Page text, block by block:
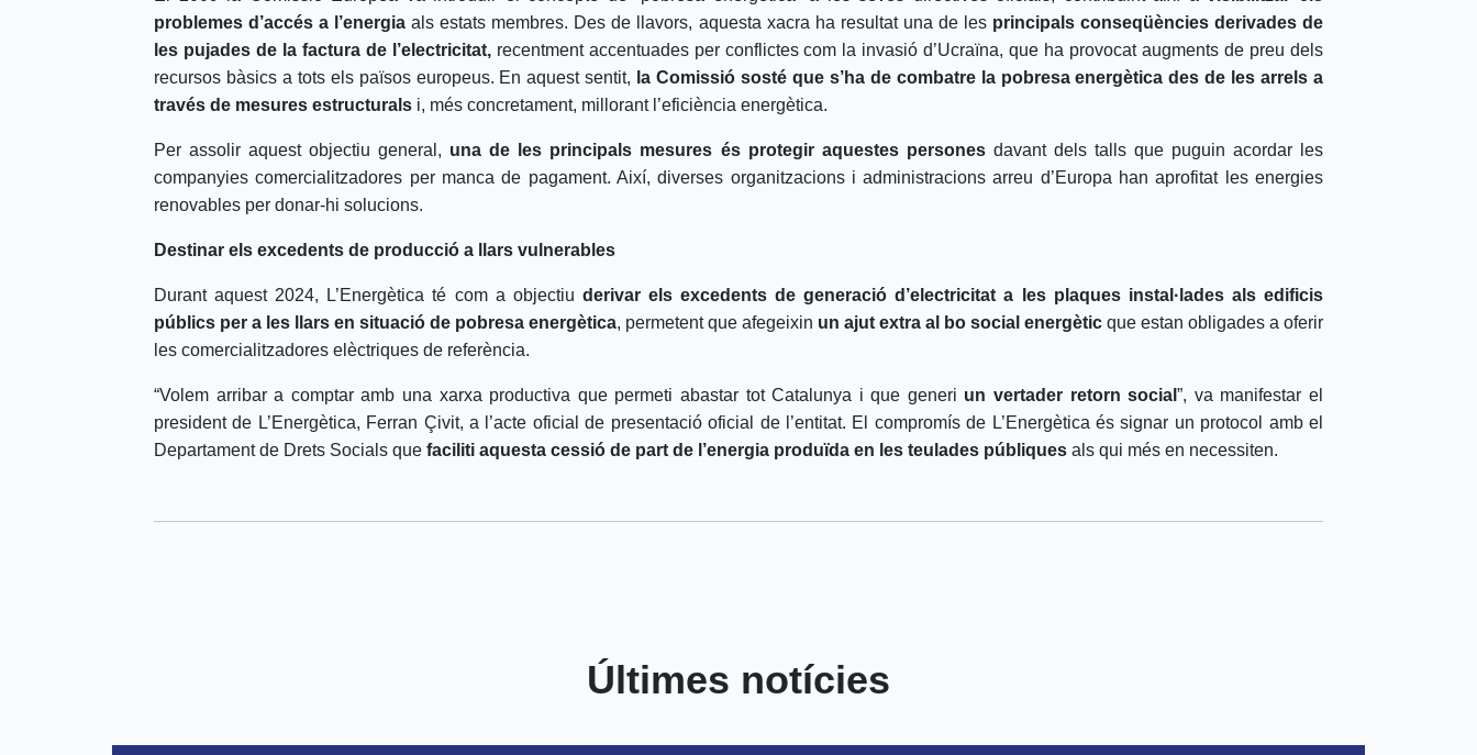
problemes d’accés a l’energia als estats membres. Des de llavors, aquesta xacra ha resultat una de les principals conseqüències derivades de
les pujades de la factura de l’electricitat,recentment accentuades per conflictes com la invasió d’Ucraïna, que ha provocat augments de preu dels
recursos bàsics a tots els països europeus. En aquest sentit, la Comissió sosté que s’ha de combatre la pobresa energètica des de les arrels a
través de mesures estructurals i, més concretament, millorant l’eficiència energètica.
Per assolir aquest objectiu general, una de les principals mesures és protegir aquestes personesdavant dels talls que puguin acordar les
companyies comercialitzadores per manca de pagament. Així, diverses organitzacions i administracions arreu d’Europa han aprofitat les energies
renovables per donar-hi solucions.
Destinar els excedents de producció a llars vulnerables
Durant aquest 2024, L’Energètica té com a objectiu derivar els excedents de generació d’electricitat a les plaques instal·lades als edificis
públics per a les llars en situació de pobresa energètica, permetent que afegeixin un ajut extra al bo social energètic que estan obligades a oferir
les comercialitzadores elèctriques de referència.
“Volem arribar a comptar amb una xarxa productiva que permeti abastar tot Catalunya i que generi un vertader retorn social”, va manifestar el
president de L’Energètica, Ferran Çivit, a l’acte oficial de presentació oficial de l’entitat. El compromís de L’Energètica és signar un protocol amb el
Departament de Drets Socials que faciliti aquesta cessió de part de l’energia produïda en les teulades públiques als qui més en necessiten.
Últimes notícies